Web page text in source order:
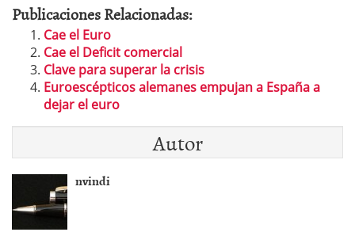
Publicaciones Relacionadas:
Cae el Euro
Cae el Deficit comercial
Clave para superar la crisis
Euroescépticos alemanes empujan a España a
dejar el euro
Autor
nvindi